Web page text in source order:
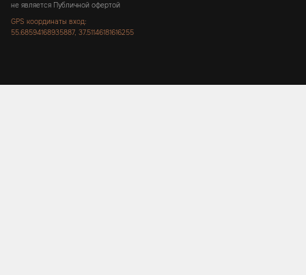
не является Публичной офертой
GPS координаты вход:
55.68594168935887, 37.51146181616255